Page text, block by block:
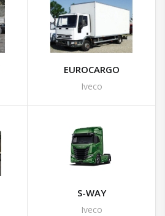
EUROCARGO
Iveco
S-WAY
Iveco